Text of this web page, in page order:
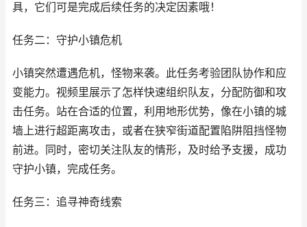
具，它们可是完成后续任务的决定因素哦！
任务二：守护小镇危机
小镇突然遭遇危机，怪物来袭。此任务考验团队协作和应
变能力。视频里展示了怎样快速组织队友，分配防御和攻
击任务。站在合适的位置，利用地形优势，像在小镇的城
墙上进行超距离攻击，或者在狭窄街道配置陷阱阻挡怪物
前进。同时，密切关注队友的情形，及时给予支援，成功
守护小镇，完成任务。
任务三：追寻神奇线索